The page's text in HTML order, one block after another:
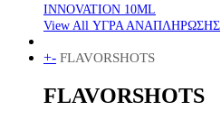
INNOVATION 10ML
View All ΥΓΡΑ ΑΝΑΠΛΗΡΩΣΗΣ
+- FLAVORSHOTS
FLAVORSHOTS